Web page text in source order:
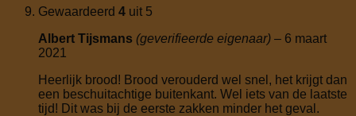
Gewaardeerd 4 uit 5
Albert Tijsmans (geverifieerde eigenaar) – 6 maart
2021
Heerlijk brood! Brood verouderd wel snel, het krijgt dan
een beschuitachtige buitenkant. Wel iets van de laatste
tijd! Dit was bij de eerste zakken minder het geval.